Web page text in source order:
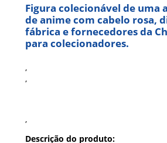
Figura colecionável de uma
de anime com cabelo rosa,
fábrica e fornecedores da
para colecionadores.
,
,
,
Descrição do produto: